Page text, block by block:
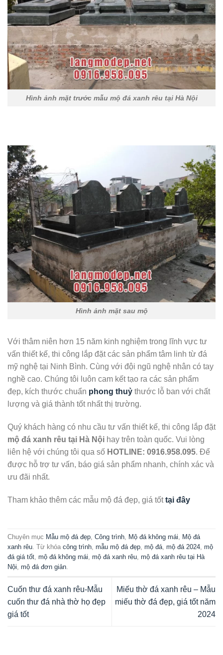
Hình ảnh mặt trước mẫu mộ đá xanh rêu tại Hà Nội
Hình ảnh mặt sau mộ
Với thâm niên hơn 15 năm kinh nghiệm trong lĩnh vực tư
vấn thiết kế, thi công lắp đặt các sản phẩm tâm linh từ đá
mỹ nghệ tại Ninh Bình. Cùng với đội ngũ nghệ nhân có tay
nghề cao. Chúng tôi luôn cam kết tạo ra các sản phẩm
đẹp, kích thước chuẩn phong thuỷ thước lỗ ban với chất
lượng và giá thành tốt nhất thị trường.
Quý khách hàng có nhu cầu tư vấn thiết kế, thi công lắp đặt
mộ đá xanh rêu tại Hà Nội hay trên toàn quốc. Vui lòng
liên hệ với chúng tôi qua số HOTLINE: 0916.958.095. Để
được hỗ trợ tư vấn, báo giá sản phẩm nhanh, chính xác và
ưu đãi nhất.
Tham khảo thêm các mẫu mộ đá đẹp, giá tốttại đây
Chuyên mục Mẫu mộ đá đẹp, Công trình, Mộ đá không mái, Mộ đá
xanh rêu. Từ khóa công trình, mẫu mộ đá đẹp, mộ đá, mộ đá 2024, mộ
đá giá tốt, mộ đá không mái, mộ đá xanh rêu, mộ đá xanh rêu tại Hà
Nội, mộ đá đơn giản.
Cuốn thư đá xanh rêu-Mẫu
cuốn thư đá nhà thờ họ đẹp
giá tốt
Miếu thờ đá xanh rêu – Mẫu
miếu thờ đá đẹp, giá tốt năm
2024